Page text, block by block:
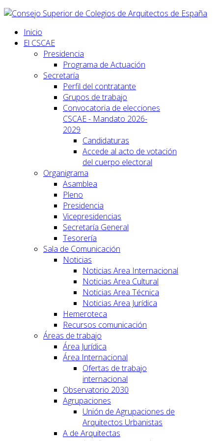
Inicio
El CSCAE
Presidencia
Programa de Actuación
Secretaría
Perfil del contratante
Grupos de trabajo
Convocatoria de elecciones
CSCAE - Mandato 2026-
2029
Candidaturas
Accede al acto de votación
del cuerpo electoral
Organigrama
Asamblea
Pleno
Presidencia
Vicepresidencias
Secretaría General
Tesorería
Sala de Comunicación
Noticias
Noticias Area Internacional
Noticias Area Cultural
Noticias Area Técnica
Noticias Area Jurídica
Hemeroteca
Recursos comunicación
Áreas de trabajo
Área Jurídica
Área Internacional
Ofertas de trabajo
internacional
Observatorio 2030
Agrupaciones
Unión de Agrupaciones de
Arquitectos Urbanistas
A de Arquitectas